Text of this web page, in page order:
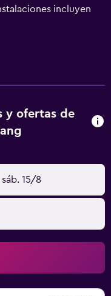
incluyen
Geylang ofrece 85
y secador de
las personas de
locales gratuitas
y ofertas de
sáb. 15/8